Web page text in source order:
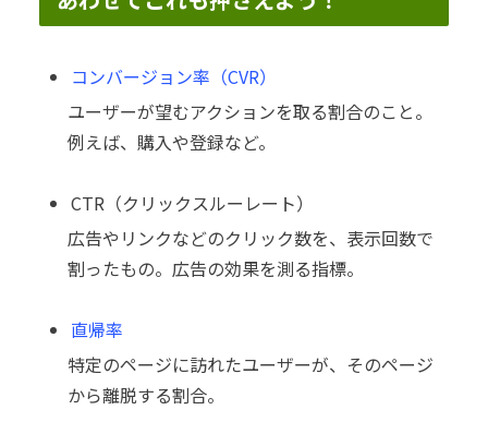
コンバージョン率（CVR）
ユーザーが望むアクションを取る割合のこと。
例えば、購入や登録など。
CTR（クリックスルーレート）
広告やリンクなどのクリック数を、表示回数で
割ったもの。広告の効果を測る指標。
直帰率
特定のページに訪れたユーザーが、そのページ
から離脱する割合。